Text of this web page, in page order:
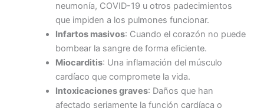
neumonía, COVID-19 u otros padecimientos
que impiden a los pulmones funcionar.
Infartos masivos: Cuando el corazón no puede
bombear la sangre de forma eficiente.
Miocarditis: Una inflamación del músculo
cardíaco que compromete la vida.
Intoxicaciones graves: Daños que han
afectado seriamente la función cardíaca o